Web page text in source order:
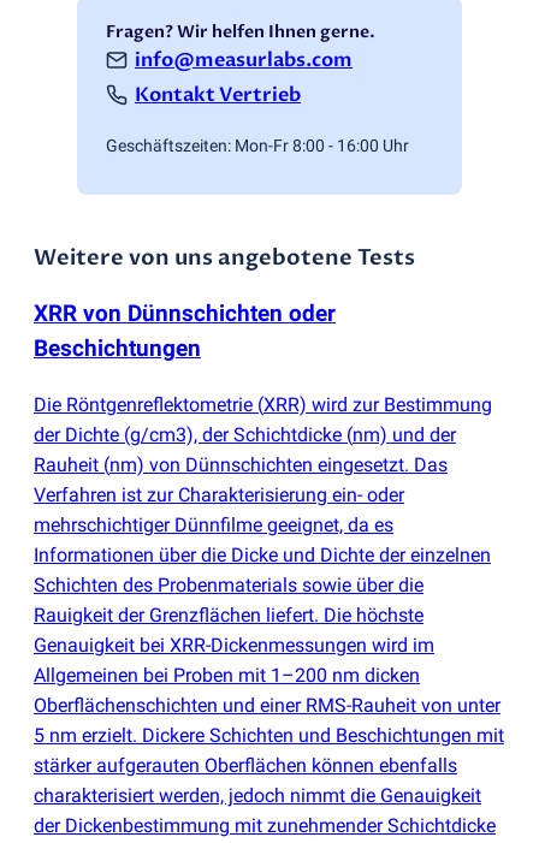
Fragen? Wir helfen Ihnen gerne.
info@measurlabs.com
Kontakt Vertrieb
Geschäftszeiten: Mon-Fr 8:00 - 16:00 Uhr
Weitere von uns angebotene Tests
XRR von Dünnschichten oder
Beschichtungen
Die Röntgenreflektometrie (XRR) wird zur Bestimmung
der Dichte (g/cm3), der Schichtdicke (nm) und der
Rauheit (nm) von Dünnschichten eingesetzt. Das
Verfahren ist zur Charakterisierung ein- oder
mehrschichtiger Dünnfilme geeignet, da es
Informationen über die Dicke und Dichte der einzelnen
Schichten des Probenmaterials sowie über die
Rauigkeit der Grenzflächen liefert. Die höchste
Genauigkeit bei XRR-Dickenmessungen wird im
Allgemeinen bei Proben mit 1–200 nm dicken
Oberflächenschichten und einer RMS-Rauheit von unter
5 nm erzielt. Dickere Schichten und Beschichtungen mit
stärker aufgerauten Oberflächen können ebenfalls
charakterisiert werden, jedoch nimmt die Genauigkeit
der Dickenbestimmung mit zunehmender Schichtdicke